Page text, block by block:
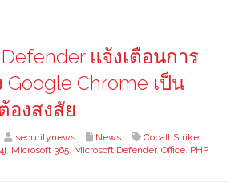
แจ้งเตือนการ
Google Chrome เป็น
องสงสัย
securitynews News Cobalt Strike,
, Microsoft 365, Microsoft Defender, Office, PHP